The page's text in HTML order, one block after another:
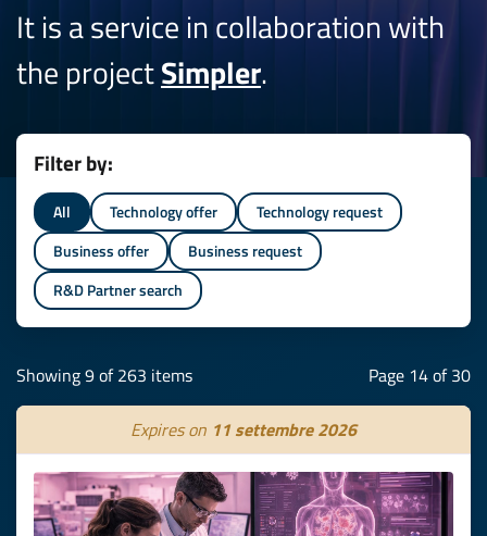
It is a service in collaboration with
the projectSimpler.
Filter by:
All Technology offer
Technology request
Business offer
Business request
R&D Partner search
Showing 9 of 263 items Page 14 of 30
Expires on 11 settembre 2026